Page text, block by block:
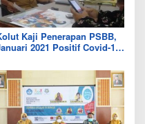
Kaji Penerapan PSBB,
2021 Positif Covid-19